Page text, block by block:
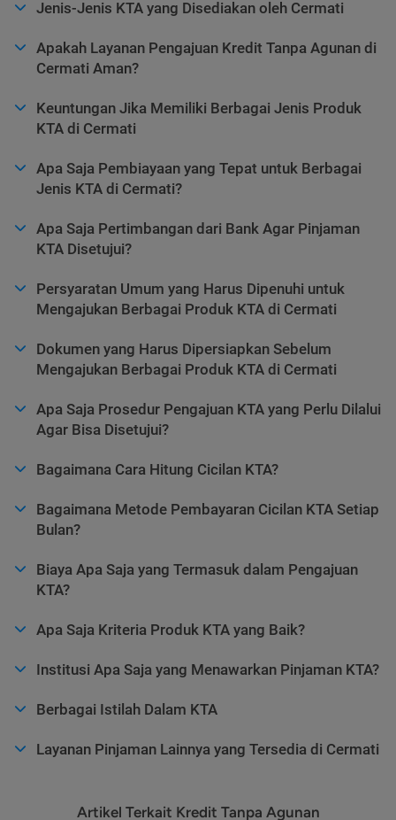
Jenis-Jenis KTA yang Disediakan oleh Cermati
Apakah Layanan Pengajuan Kredit Tanpa Agunan di
Cermati Aman?
Keuntungan Jika Memiliki Berbagai Jenis Produk
KTA di Cermati
Apa Saja Pembiayaan yang Tepat untuk Berbagai
Jenis KTA di Cermati?
Apa Saja Pertimbangan dari Bank Agar Pinjaman
KTA Disetujui?
Persyaratan Umum yang Harus Dipenuhi untuk
Mengajukan Berbagai Produk KTA di Cermati
Dokumen yang Harus Dipersiapkan Sebelum
Mengajukan Berbagai Produk KTA di Cermati
Apa Saja Prosedur Pengajuan KTA yang Perlu Dilalui
Agar Bisa Disetujui?
Bagaimana Cara Hitung Cicilan KTA?
Bagaimana Metode Pembayaran Cicilan KTA Setiap
Bulan?
Biaya Apa Saja yang Termasuk dalam Pengajuan
KTA?
Apa Saja Kriteria Produk KTA yang Baik?
Institusi Apa Saja yang Menawarkan Pinjaman KTA?
Berbagai Istilah Dalam KTA
Layanan Pinjaman Lainnya yang Tersedia di Cermati
Artikel Terkait Kredit Tanpa Agunan